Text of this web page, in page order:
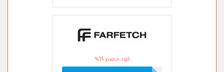
كود خصم 15%